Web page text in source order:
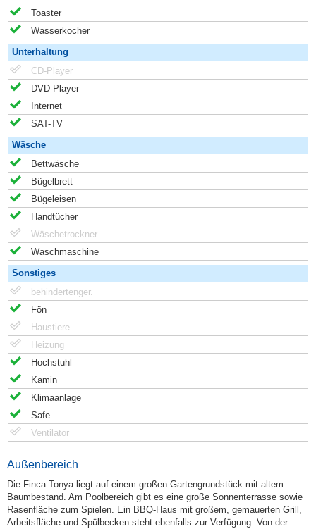
Toaster
Wasserkocher
Unterhaltung
CD-Player
DVD-Player
Internet
SAT-TV
Wäsche
Bettwäsche
Bügelbrett
Bügeleisen
Handtücher
Wäschetrockner
Waschmaschine
Sonstiges
behindertenger.
Fön
Haustiere
Heizung
Hochstuhl
Kamin
Klimaanlage
Safe
Ventilator
Außenbereich
Die Finca Tonya liegt auf einem großen Gartengrundstück mit altem
Baumbestand. Am Poolbereich gibt es eine große Sonnenterrasse sowie
Rasenfläche zum Spielen. Ein BBQ-Haus mit großem, gemauerten Grill,
Arbeitsfläche und Spülbecken steht ebenfalls zur Verfügung. Von der